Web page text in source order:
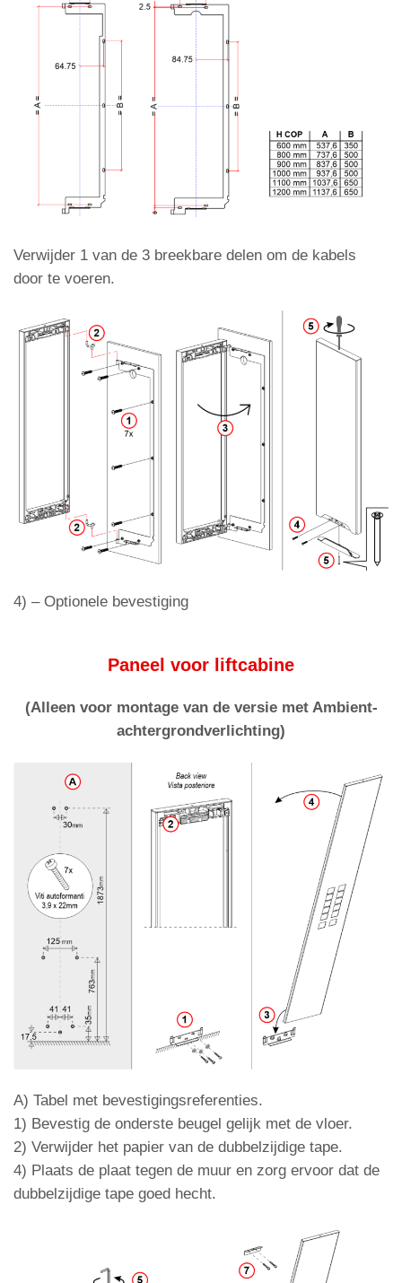
Verwijder 1 van de 3 breekbare delen om de kabels
door te voeren.
4) – Optionele bevestiging
Paneel voor liftcabine
(Alleen voor montage van de versie met Ambient-
achtergrondverlichting)
A) Tabel met bevestigingsreferenties.
1) Bevestig de onderste beugel gelijk met de vloer.
2) Verwijder het papier van de dubbelzijdige tape.
4) Plaats de plaat tegen de muur en zorg ervoor dat de
dubbelzijdige tape goed hecht.